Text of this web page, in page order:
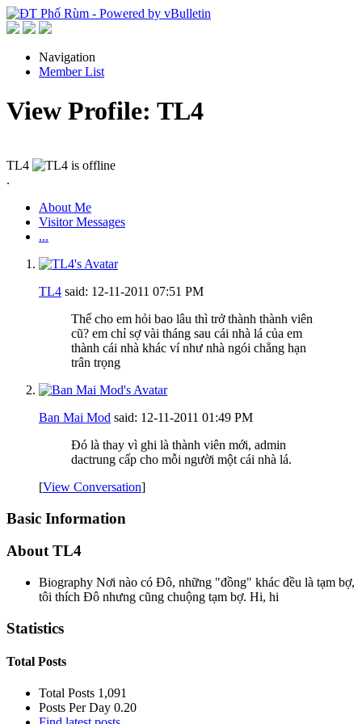
Navigation
Member List
View Profile: TL4
TL4
.
About Me
Visitor Messages
...
TL4 said: 12-11-2011 07:51 PM
Thế cho em hỏi bao lâu thì trở thành thành viên
cũ? em chỉ sợ vài tháng sau cái nhà lá của em
thành cái nhà khác ví như nhà ngói chẳng hạn
trân trọng
Ban Mai Mod said: 12-11-2011 01:49 PM
Đó là thay vì ghi là thành viên mới, admin
dactrung cấp cho mỗi người một cái nhà lá.
[View Conversation]
Basic Information
About TL4
Biography Nơi nào có Đô, những "đồng" khác đều là tạm bợ,
tôi thích Đô nhưng cũng chuộng tạm bợ. Hi, hi
Statistics
Total Posts
Total Posts 1,091
Posts Per Day 0.20